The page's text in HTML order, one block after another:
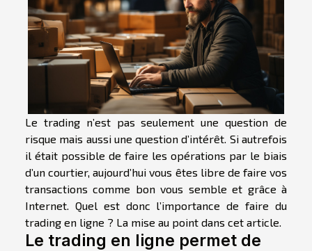
Le trading n’est pas seulement une question de
risque mais aussi une question d’intérêt. Si autrefois
il était possible de faire les opérations par le biais
d’un courtier, aujourd’hui vous êtes libre de faire vos
transactions comme bon vous semble et grâce à
Internet. Quel est donc l’importance de faire du
trading en ligne ? La mise au point dans cet article.
Le trading en ligne permet de